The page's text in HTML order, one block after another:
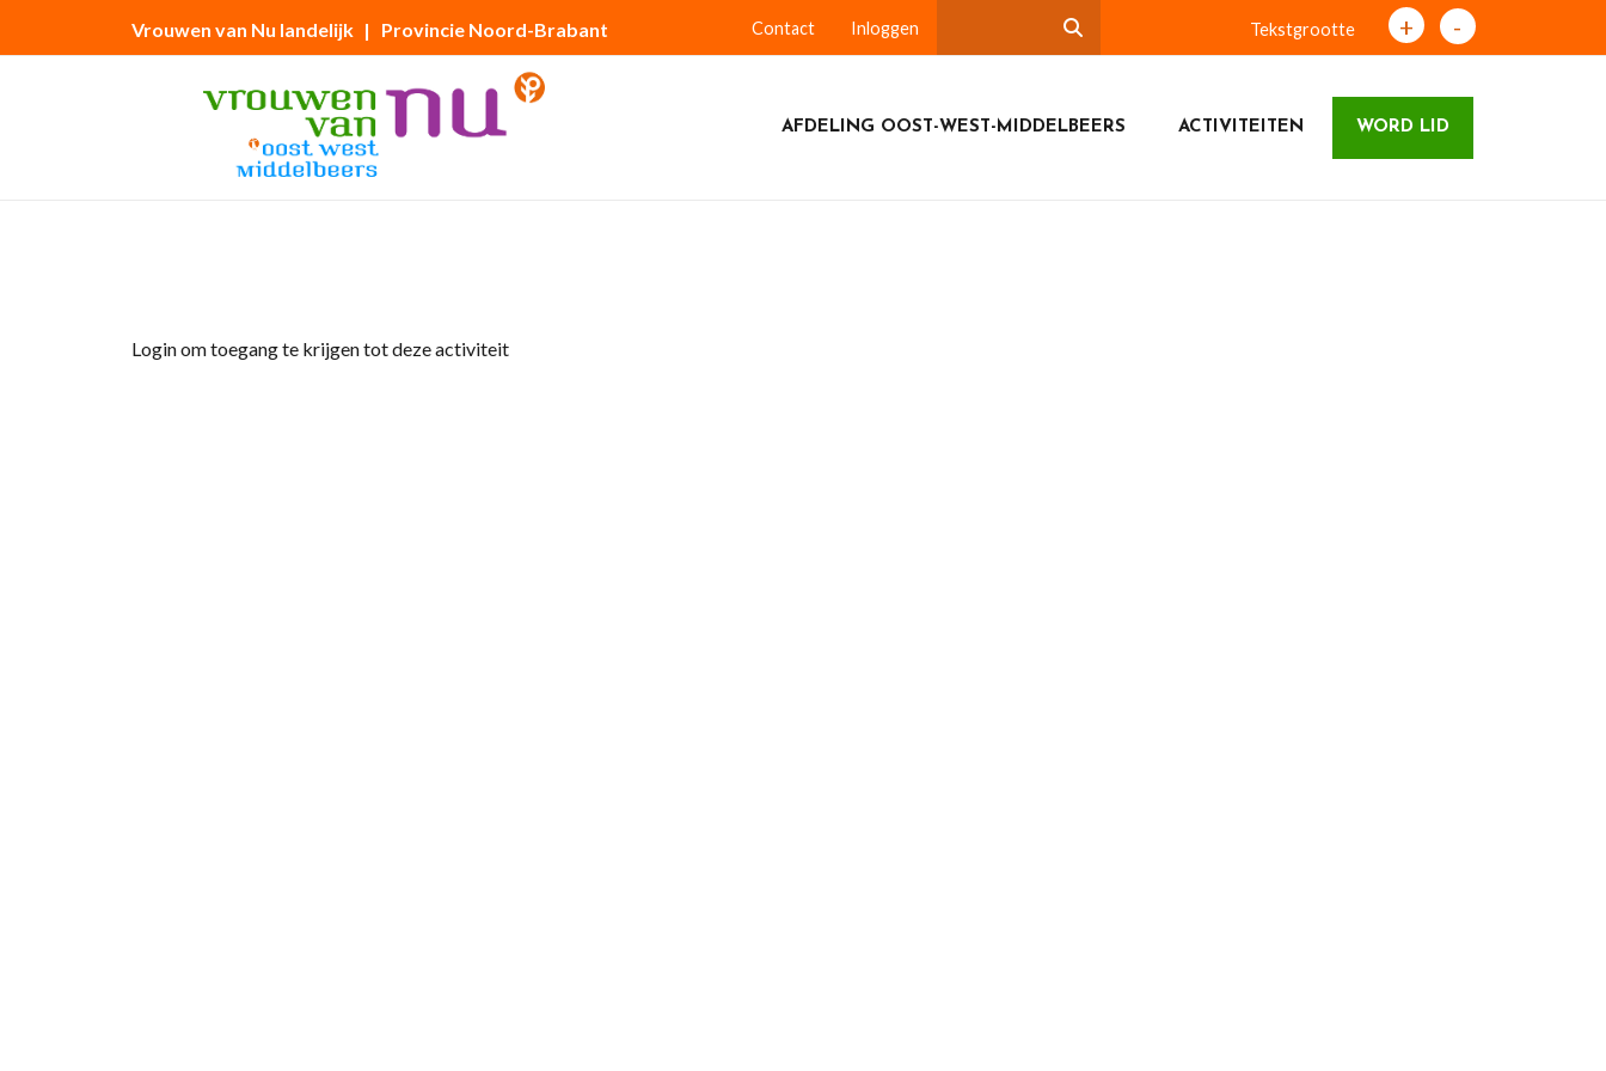
Vrouwen van Nu landelijk | Provincie Noord-Brabant Contact Inloggen Tekstgrootte + -
AFDELING OOST-WEST-MIDDELBEERS ACTIVITEITEN WORD LID
Login om toegang te krijgen tot deze activiteit